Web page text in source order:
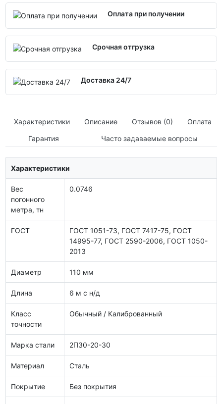
Оплата при получении
Срочная отгрузка
Доставка 24/7
Характеристики Описание Отзывов (0)
Оплата
Гарантия
Часто задаваемые вопросы
Характеристики
Вес
погонного
метра, тн
0.0746
ГОСТ
ГОСТ 1051-73, ГОСТ 7417-75, ГОСТ
14995-77, ГОСТ 2590-2006, ГОСТ 1050-
2013
Диаметр 110 мм
Длина 6 м с н/д
Класс
точности
Обычный / Калиброванный
Марка стали 2П30-20-30
Материал Сталь
Покрытие Без покрытия